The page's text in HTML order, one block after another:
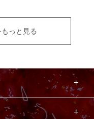
っと見る